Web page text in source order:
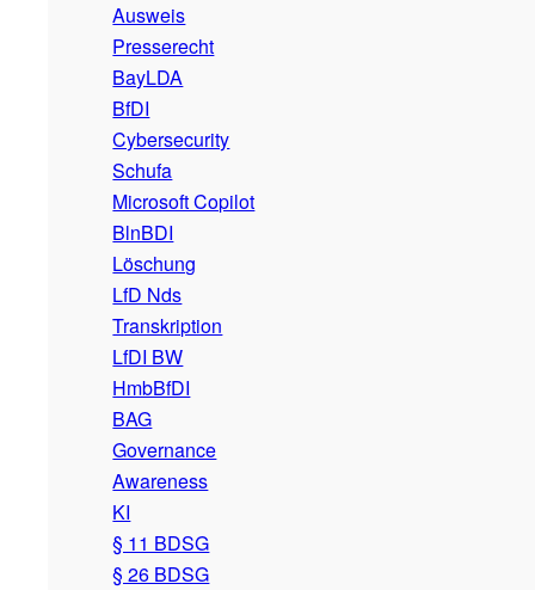
Ausweis
Presserecht
BayLDA
BfDI
Cybersecurity
Schufa
Microsoft Copilot
BlnBDI
Löschung
LfD Nds
Transkription
LfDI BW
HmbBfDI
BAG
Governance
Awareness
KI
§ 11 BDSG
§ 26 BDSG